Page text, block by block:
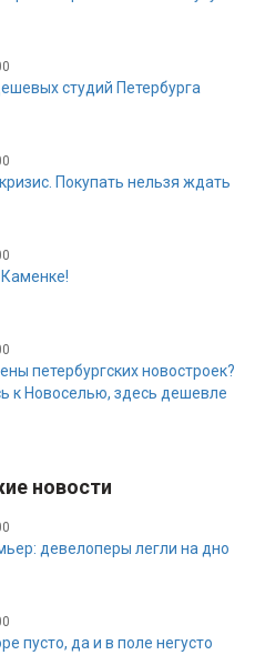
студий Петербурга
Покупать нельзя ждать
петербургских новостроек?
к Новоселью, здесь дешевле
новости
девелоперы легли на дно
пусто, да и в поле негусто